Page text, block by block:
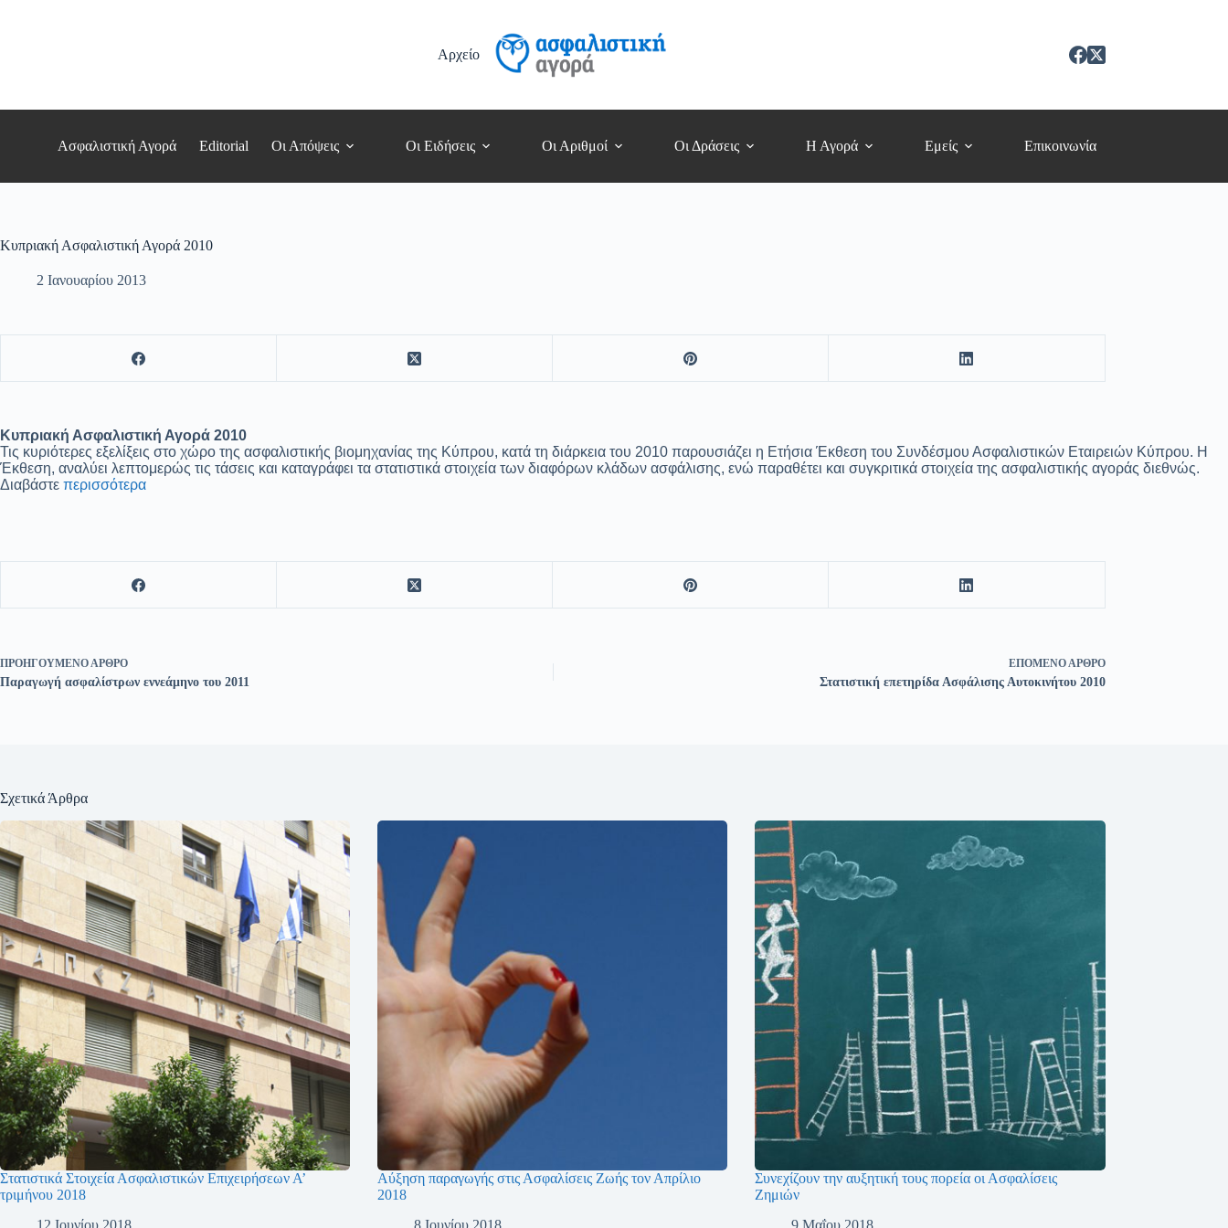
Αρχείο
Ασφαλιστική Αγορά Editorial Οι Απόψεις Οι Ειδήσεις Οι Αριθμοί Οι Δράσεις Η Αγορά Εμείς Επικοινωνία
Κυπριακή Ασφαλιστική Αγορά 2010
2 Ιανουαρίου 2013
Κυπριακή Ασφαλιστική Αγορά 2010
Τις κυριότερες εξελίξεις στο χώρο της ασφαλιστικής βιομηχανίας της Κύπρου, κατά τη διάρκεια του 2010 παρουσιάζει η Ετήσια Έκθεση του Συνδέσμου Ασφαλιστικών Εταιρειών Κύπρου. Η
Έκθεση, αναλύει λεπτομερώς τις τάσεις και καταγράφει τα στατιστικά στοιχεία των διαφόρων κλάδων ασφάλισης, ενώ παραθέτει και συγκριτικά στοιχεία της ασφαλιστικής αγοράς διεθνώς.
Διαβάστε περισσότερα
ΠΡΟΗΓΟΎΜΕΝΟΆΡΘΡΟ
Παραγωγή ασφαλίστρων εννεάμηνο του 2011
ΕΠΌΜΕΝΟΆΡΘΡΟ
Στατιστική επετηρίδα Ασφάλισης Αυτοκινήτου 2010
Σχετικά Άρθρα
Στατιστικά Στοιχεία Ασφαλιστικών Επιχειρήσεων Α’
τριμήνου 2018
12 Ιουνίου 2018
Αύξηση παραγωγής στις Ασφαλίσεις Ζωής τον Απρίλιο
2018
8 Ιουνίου 2018
Συνεχίζουν την αυξητική τους πορεία οι Ασφαλίσεις
Ζημιών
9 Μαΐου 2018